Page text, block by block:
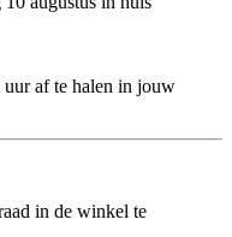
uur af te halen in jouw
in de winkel te